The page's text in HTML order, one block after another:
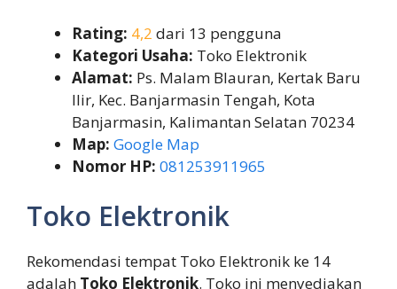
Rating: 4,2 dari 13 pengguna
Kategori Usaha: Toko Elektronik
Alamat: Ps. Malam Blauran, Kertak Baru
Ilir, Kec. Banjarmasin Tengah, Kota
Banjarmasin, Kalimantan Selatan 70234
Map: Google Map
Nomor HP: 081253911965
Toko Elektronik
Rekomendasi tempat Toko Elektronik ke 14
adalah Toko Elektronik. Toko ini menyediakan